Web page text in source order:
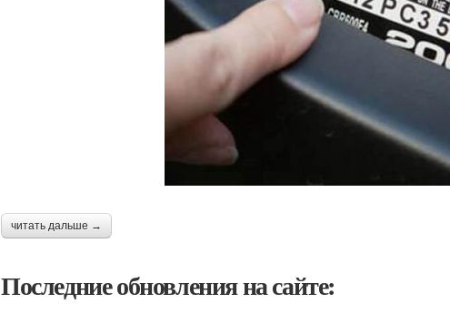
читать дальше →
Последние обновления на сайте: